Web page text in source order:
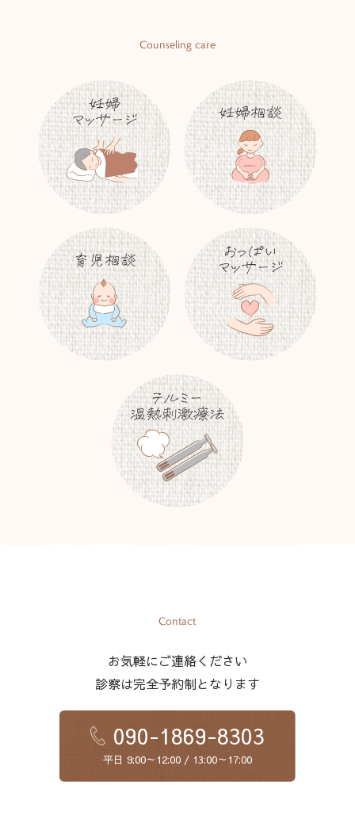
Counseling care
妊婦
マッサージ
妊婦相談
育児相談
おっぱい
マッサージ
テルミー
温熱刺激療法
Contact
お気軽にご連絡ください
診察は完全予約制となります
090-1869-8303
平日 9:00～12:00 / 13:00～17:00